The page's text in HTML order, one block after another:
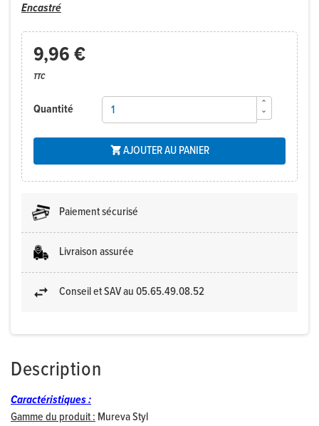
Encastré
9,96 €
TTC
Quantité
AJOUTER AU PANIER
Paiement sécurisé
Livraison assurée
Conseil et SAV au 05.65.49.08.52
Description
Caractéristiques :
Gamme du produit : Mureva Styl